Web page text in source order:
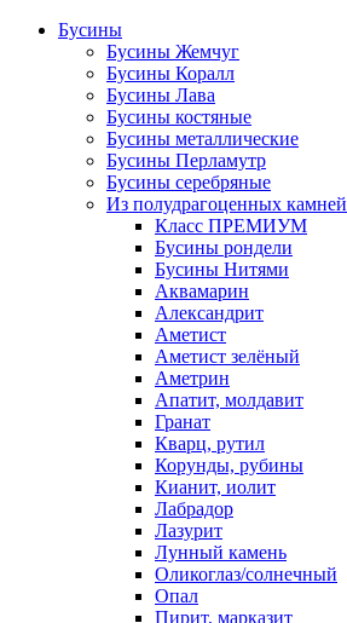
Бусины
Бусины Жемчуг
Бусины Коралл
Бусины Лава
Бусины костяные
Бусины металлические
Бусины Перламутр
Бусины серебряные
Из полудрагоценных камней
Класс ПРЕМИУМ
Бусины рондели
Бусины Нитями
Аквамарин
Александрит
Аметист
Аметист зелёный
Аметрин
Апатит, молдавит
Гранат
Кварц, рутил
Корунды, рубины
Кианит, иолит
Лабрадор
Лазурит
Лунный камень
Оликоглаз/солнечный
Опал
Пирит, марказит